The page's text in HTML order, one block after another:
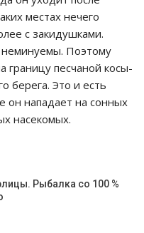
местах нечего
с закидушками.
Поэтому
границу песчаной косы-
берега. Это и есть
он нападает на сонных
насекомых.
Рыбалка со 100 %